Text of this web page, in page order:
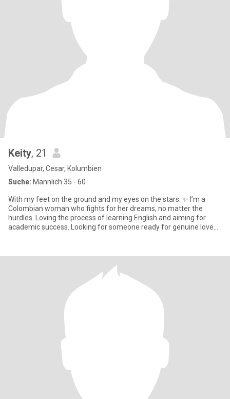
Keity, 21
Valledupar, Cesar, Kolumbien
Suche: Männlich 35 - 60
With my feet on the ground and my eyes on the stars. ✨ I’m a
Colombian woman who fights for her dreams, no matter the
hurdles. Loving the process of learning English and aiming for
academic success. Looking for someone ready for genuine love